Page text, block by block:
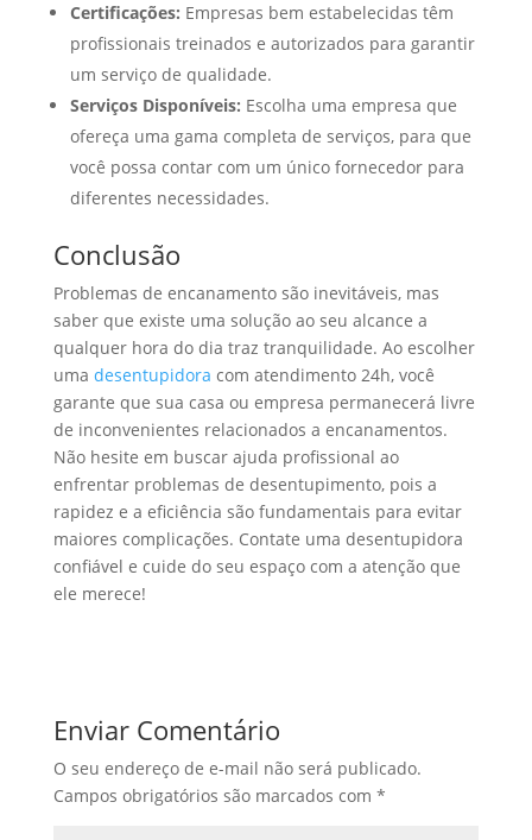
Certificações: Empresas bem estabelecidas têm
profissionais treinados e autorizados para garantir
um serviço de qualidade.
Serviços Disponíveis: Escolha uma empresa que
ofereça uma gama completa de serviços, para que
você possa contar com um único fornecedor para
diferentes necessidades.
Conclusão
Problemas de encanamento são inevitáveis, mas
saber que existe uma solução ao seu alcance a
qualquer hora do dia traz tranquilidade. Ao escolher
uma desentupidora com atendimento 24h, você
garante que sua casa ou empresa permanecerá livre
de inconvenientes relacionados a encanamentos.
Não hesite em buscar ajuda profissional ao
enfrentar problemas de desentupimento, pois a
rapidez e a eficiência são fundamentais para evitar
maiores complicações. Contate uma desentupidora
confiável e cuide do seu espaço com a atenção que
ele merece!
Enviar Comentário
O seu endereço de e-mail não será publicado.
Campos obrigatórios são marcados com *